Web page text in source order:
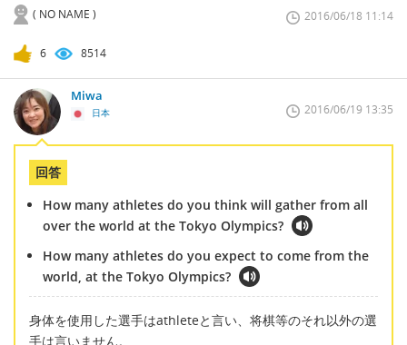
( NO NAME ) 2016/06/18 11:14
6 8514
Miwa
日本 2016/06/19 13:35
回答
How many athletes do you think will gather from all
over the world at the Tokyo Olympics?
How many athletes do you expect to come from the
world, at the Tokyo Olympics?
身体を使用した選手はathleteと言い、将棋等のそれ以外の選
手は言いません。